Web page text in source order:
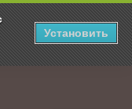
Установить
день в Республике